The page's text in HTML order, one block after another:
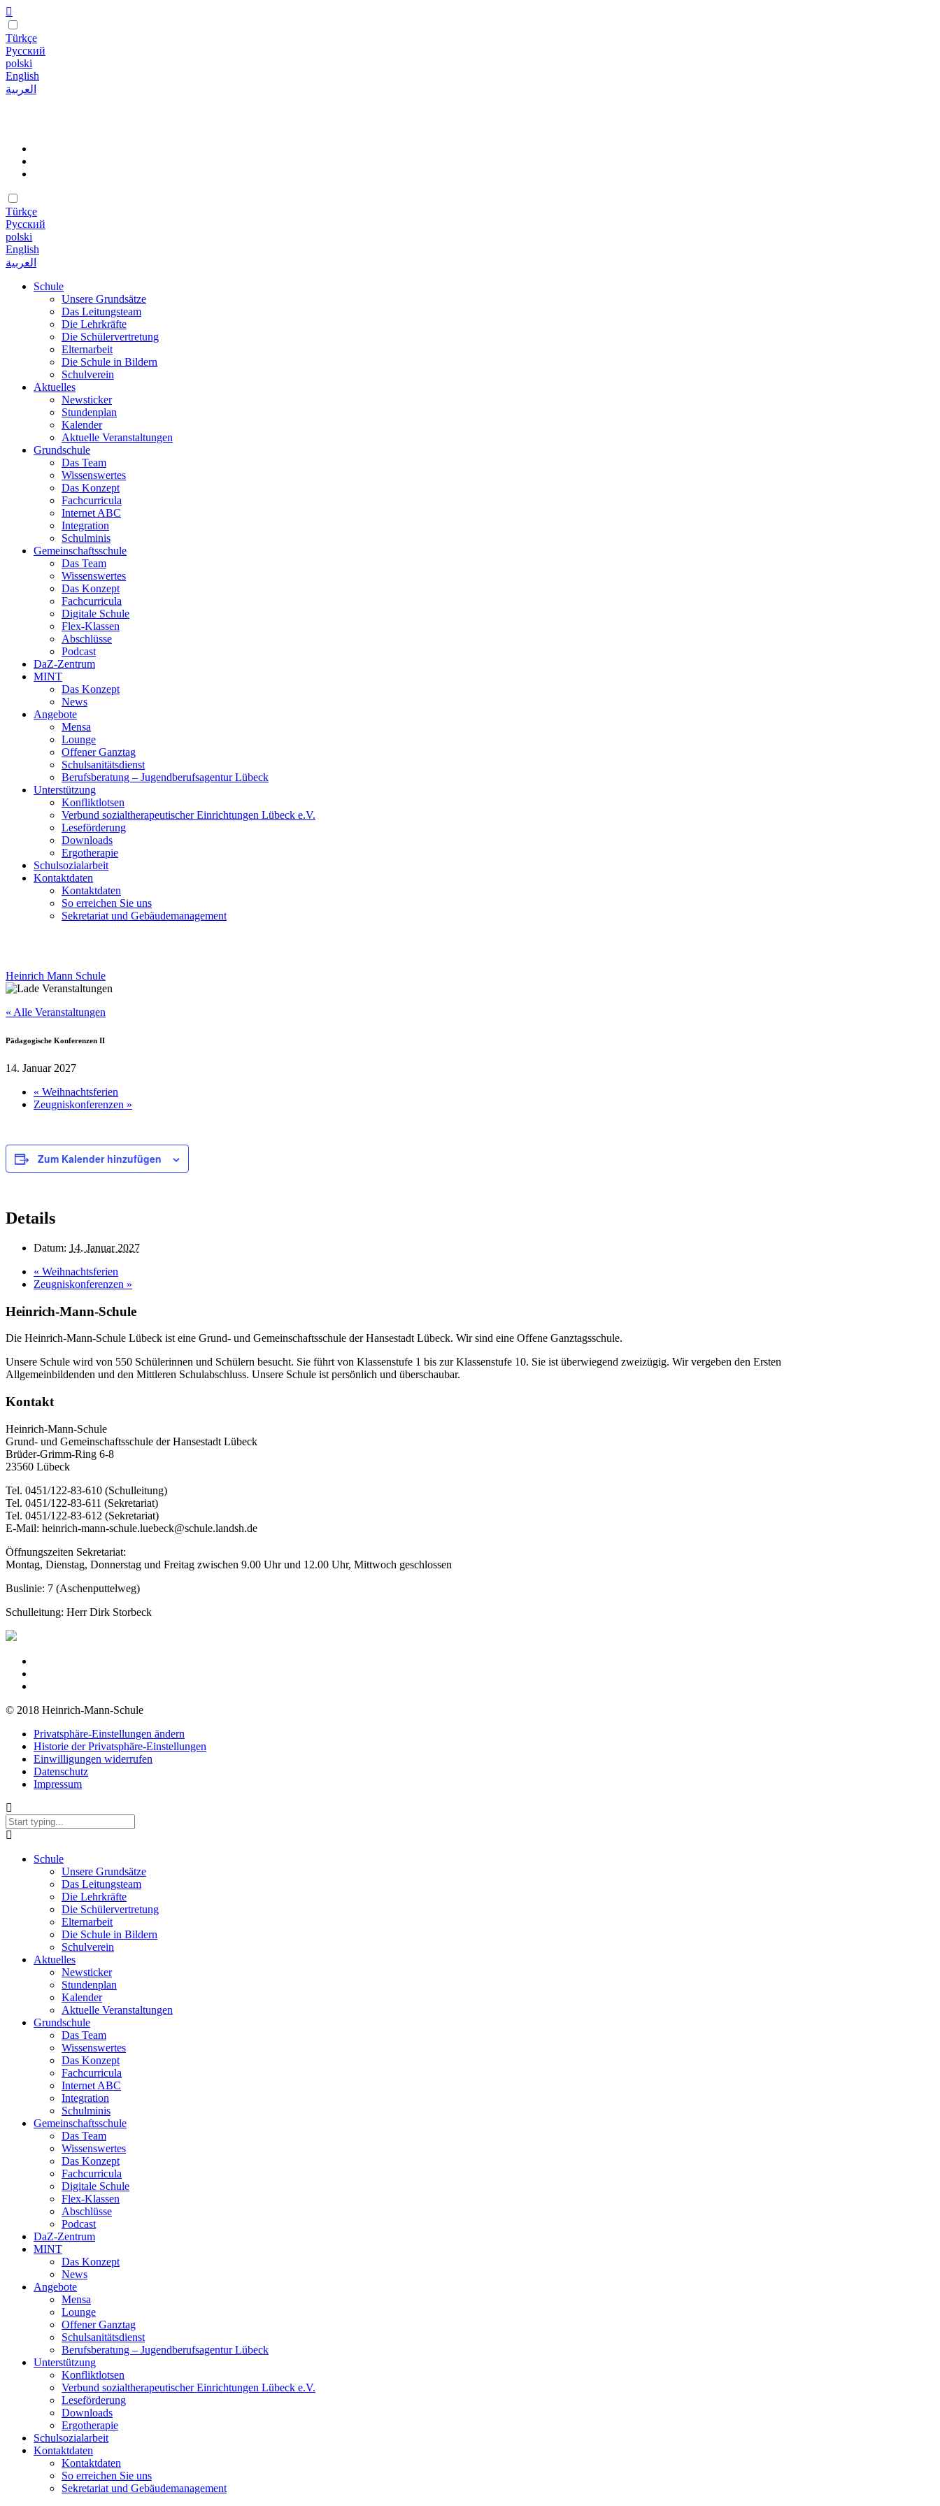
Türkçe
Русский
polski
English
العربية
Türkçe
Русский
polski
English
العربية
Schule
Unsere Grundsätze
Das Leitungsteam
Die Lehrkräfte
Die Schülervertretung
Elternarbeit
Die Schule in Bildern
Schulverein
Aktuelles
Newsticker
Stundenplan
Kalender
Aktuelle Veranstaltungen
Grundschule
Das Team
Wissenswertes
Das Konzept
Fachcurricula
Internet ABC
Integration
Schulminis
Gemeinschaftsschule
Das Team
Wissenswertes
Das Konzept
Fachcurricula
Digitale Schule
Flex-Klassen
Abschlüsse
Podcast
DaZ-Zentrum
MINT
Das Konzept
News
Angebote
Mensa
Lounge
Offener Ganztag
Schulsanitätsdienst
Berufsberatung – Jugendberufsagentur Lübeck
Unterstützung
Konfliktlotsen
Verbund sozialtherapeutischer Einrichtungen Lübeck e.V.
Leseförderung
Downloads
Ergotherapie
Schulsozialarbeit
Kontaktdaten
Kontaktdaten
So erreichen Sie uns
Sekretariat und Gebäudemanagement
Heinrich Mann Schule
« Alle Veranstaltungen
Pädagogische Konferenzen II
14. Januar 2027
« Weihnachtsferien
Zeugniskonferenzen »
Zum Kalender hinzufügen
Details
Datum: 14. Januar 2027
« Weihnachtsferien
Zeugniskonferenzen »
Heinrich-Mann-Schule
Die Heinrich-Mann-Schule Lübeck ist eine Grund- und Gemeinschaftsschule der Hansestadt Lübeck. Wir sind eine Offene Ganztagsschule.
Unsere Schule wird von 550 Schülerinnen und Schülern besucht. Sie führt von Klassenstufe 1 bis zur Klassenstufe 10. Sie ist überwiegend zweizügig. Wir vergeben den Ersten
Allgemeinbildenden und den Mittleren Schulabschluss. Unsere Schule ist persönlich und überschaubar.
Kontakt
Heinrich-Mann-Schule
Grund- und Gemeinschaftsschule der Hansestadt Lübeck
Brüder-Grimm-Ring 6-8
23560 Lübeck
Tel. 0451/122-83-610 (Schulleitung)
Tel. 0451/122-83-611 (Sekretariat)
Tel. 0451/122-83-612 (Sekretariat)
E-Mail: heinrich-mann-schule.luebeck@schule.landsh.de
Öffnungszeiten Sekretariat:
Montag, Dienstag, Donnerstag und Freitag zwischen 9.00 Uhr und 12.00 Uhr, Mittwoch geschlossen
Buslinie: 7 (Aschenputtelweg)
Schulleitung: Herr Dirk Storbeck
© 2018 Heinrich-Mann-Schule
Privatsphäre-Einstellungen ändern
Historie der Privatsphäre-Einstellungen
Einwilligungen widerrufen
Datenschutz
Impressum
Schule
Unsere Grundsätze
Das Leitungsteam
Die Lehrkräfte
Die Schülervertretung
Elternarbeit
Die Schule in Bildern
Schulverein
Aktuelles
Newsticker
Stundenplan
Kalender
Aktuelle Veranstaltungen
Grundschule
Das Team
Wissenswertes
Das Konzept
Fachcurricula
Internet ABC
Integration
Schulminis
Gemeinschaftsschule
Das Team
Wissenswertes
Das Konzept
Fachcurricula
Digitale Schule
Flex-Klassen
Abschlüsse
Podcast
DaZ-Zentrum
MINT
Das Konzept
News
Angebote
Mensa
Lounge
Offener Ganztag
Schulsanitätsdienst
Berufsberatung – Jugendberufsagentur Lübeck
Unterstützung
Konfliktlotsen
Verbund sozialtherapeutischer Einrichtungen Lübeck e.V.
Leseförderung
Downloads
Ergotherapie
Schulsozialarbeit
Kontaktdaten
Kontaktdaten
So erreichen Sie uns
Sekretariat und Gebäudemanagement